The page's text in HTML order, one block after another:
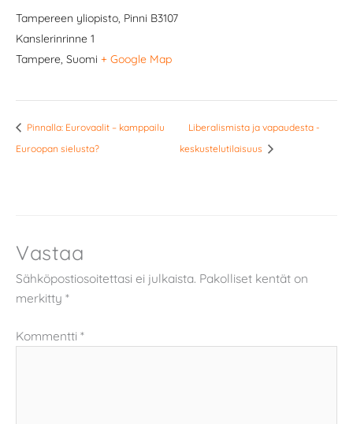
Tampereen yliopisto, Pinni B3107
Kanslerinrinne 1
Tampere, Suomi + Google Map
Pin­nal­la: Eu­ro­vaa­lit – kamp­pai­lu
Eu­roo­pan sie­lus­ta?
Liberalismista ja vapaudesta -
keskustelutilaisuus
Vastaa
Sähköpostiosoitettasi ei julkaista. Pakolliset kentät on
merkitty *
Kommentti *